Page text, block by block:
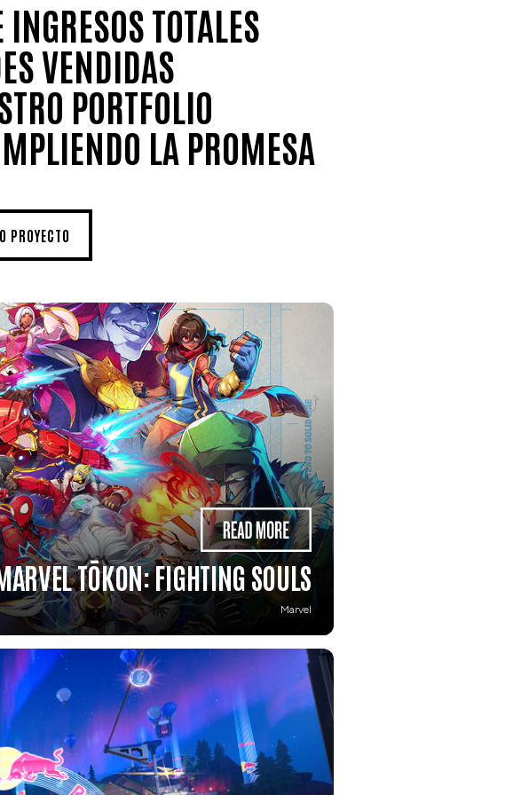
TOTALES
VENDIDAS
PORTFOLIO
LA PROMESA
PROYECTO
TŌKON: FIGHTING SOULS
Marvel